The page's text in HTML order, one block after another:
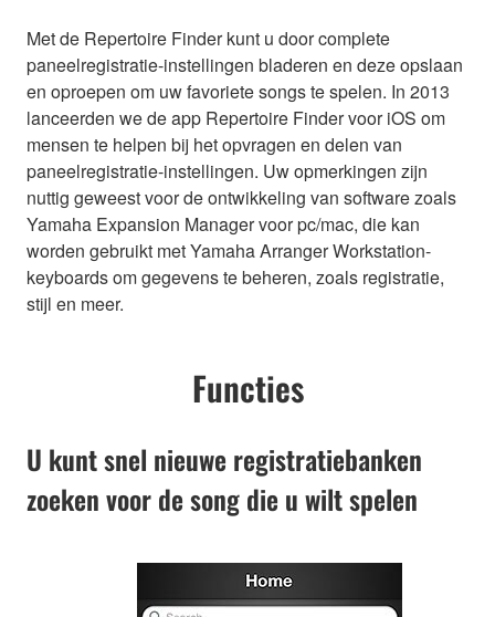
Met de Repertoire Finder kunt u door complete
paneelregistratie-instellingen bladeren en deze opslaan
en oproepen om uw favoriete songs te spelen. In 2013
lanceerden we de app Repertoire Finder voor iOS om
mensen te helpen bij het opvragen en delen van
paneelregistratie-instellingen. Uw opmerkingen zijn
nuttig geweest voor de ontwikkeling van software zoals
Yamaha Expansion Manager voor pc/mac, die kan
worden gebruikt met Yamaha Arranger Workstation-
keyboards om gegevens te beheren, zoals registratie,
stijl en meer.
Functies
U kunt snel nieuwe registratiebanken
zoeken voor de song die u wilt spelen